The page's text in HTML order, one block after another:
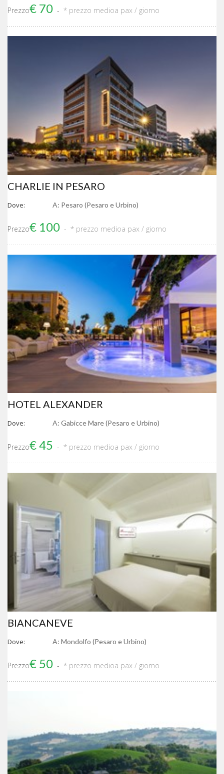
Prezzo€ 70 * prezzo medioa pax / giorno
CHARLIE IN PESARO
Dove: A: Pesaro (Pesaro e Urbino)
Prezzo€ 100 * prezzo medioa pax / giorno
HOTEL ALEXANDER
Dove: A: Gabicce Mare (Pesaro e Urbino)
Prezzo€ 45 * prezzo medioa pax / giorno
BIANCANEVE
Dove: A: Mondolfo (Pesaro e Urbino)
Prezzo€ 50 * prezzo medioa pax / giorno